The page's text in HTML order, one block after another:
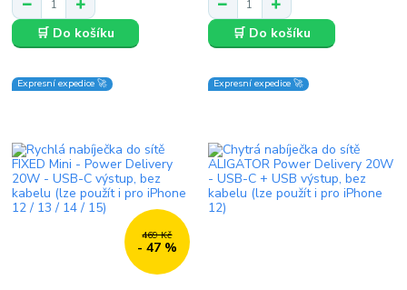
🛒 Do košíku 🛒 Do košíku
Expresní expedice 🚀
469 Kč
- 47 %
Expresní expedice 🚀